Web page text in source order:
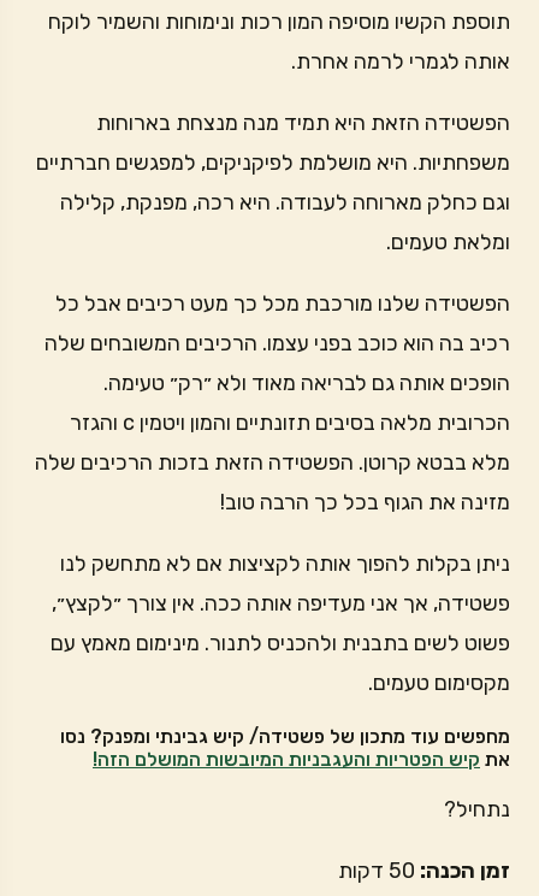
תוספת הקשיו מוסיפה המון רכות ונימוחות והשמיר לוקח
אותה לגמרי לרמה אחרת.
הפשטידה הזאת היא תמיד מנה מנצחת בארוחות
משפחתיות. היא מושלמת לפיקניקים, למפגשים חברתיים
וגם כחלק מארוחה לעבודה. היא רכה, מפנקת, קלילה
ומלאת טעמים.
הפשטידה שלנו מורכבת מכל כך מעט רכיבים אבל כל
רכיב בה הוא כוכב בפני עצמו. הרכיבים המשובחים שלה
הופכים אותה גם לבריאה מאוד ולא ״רק״ טעימה.
הכרובית מלאה בסיבים תזונתיים והמון ויטמין c והגזר
מלא בבטא קרוטן. הפשטידה הזאת בזכות הרכיבים שלה
מזינה את הגוף בכל כך הרבה טוב!
ניתן בקלות להפוך אותה לקציצות אם לא מתחשק לנו
פשטידה, אך אני מעדיפה אותה ככה. אין צורך ״לקצץ״,
פשוט לשים בתבנית ולהכניס לתנור. מינימום מאמץ עם
מקסימום טעמים.
מחפשים עוד מתכון של פשטידה/ קיש גבינתי ומפנק? נסו
את קיש הפטריות והעגבניות המיובשות המושלם הזה!
נתחיל?
זמן הכנה: